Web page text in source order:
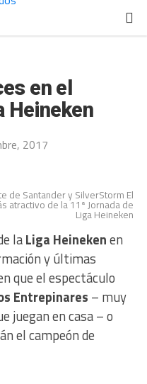
en el
Heineken
2017
de Santander y SilverStorm El
atractivo de la 11ª Jornada de
Liga Heineken
laLiga Heinekenen
y últimas
que el espectáculo
Entrepinares – muy
juegan en casa – o
el campeón de